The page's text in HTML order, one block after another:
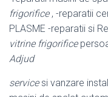
frigorifice, -reparatii
PLASME -reparatii si
vitrine frigorifice
Adjud
servicesi vanzare